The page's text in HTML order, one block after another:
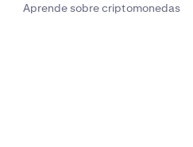
Aprende sobre criptomonedas